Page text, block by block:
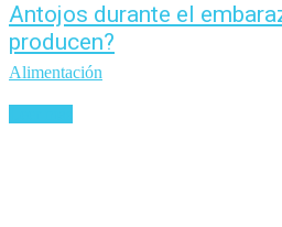
Antojos durante el
producen?
Alimentación